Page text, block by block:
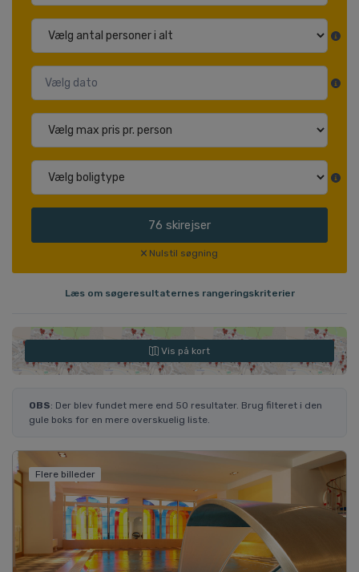
76 skirejser
Nulstil søgning
Læs om søgeresultaternes rangeringskriterier
Vis på kort
OBS: Der blev fundet mere end 50 resultater. Brug filteret i den
gule boks for en mere overskuelig liste.
Flere billeder